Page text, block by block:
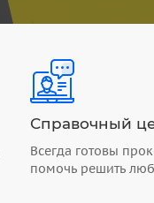
Справочный
Всегда готовы
помочь решить